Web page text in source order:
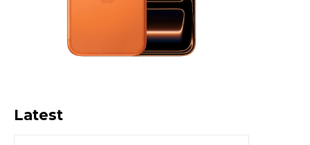
Latest